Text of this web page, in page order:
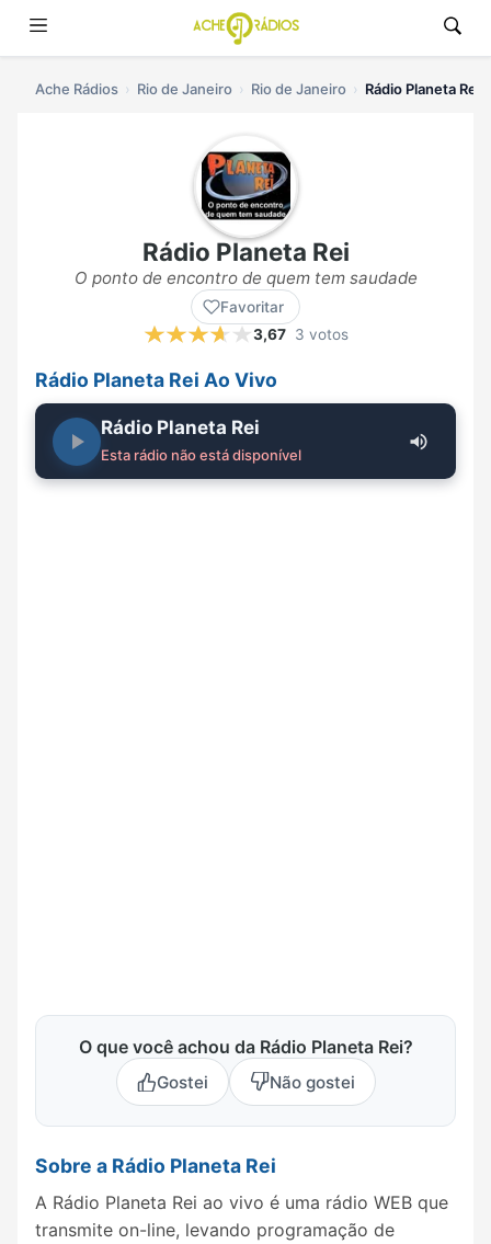
Ache Rádios Rio de Janeiro Rio de Janeiro Rádio Planeta Rei
Rádio Planeta Rei
O ponto de encontro de quem tem saudade
Favoritar
3,67 3 votos
Rádio Planeta Rei Ao Vivo
Rádio Planeta Rei
Esta rádio não está disponível
O que você achou da Rádio Planeta Rei?
Gostei Não gostei
Sobre a Rádio Planeta Rei
A Rádio Planeta Rei ao vivo é uma rádio WEB que
transmite on-line, levando programação de